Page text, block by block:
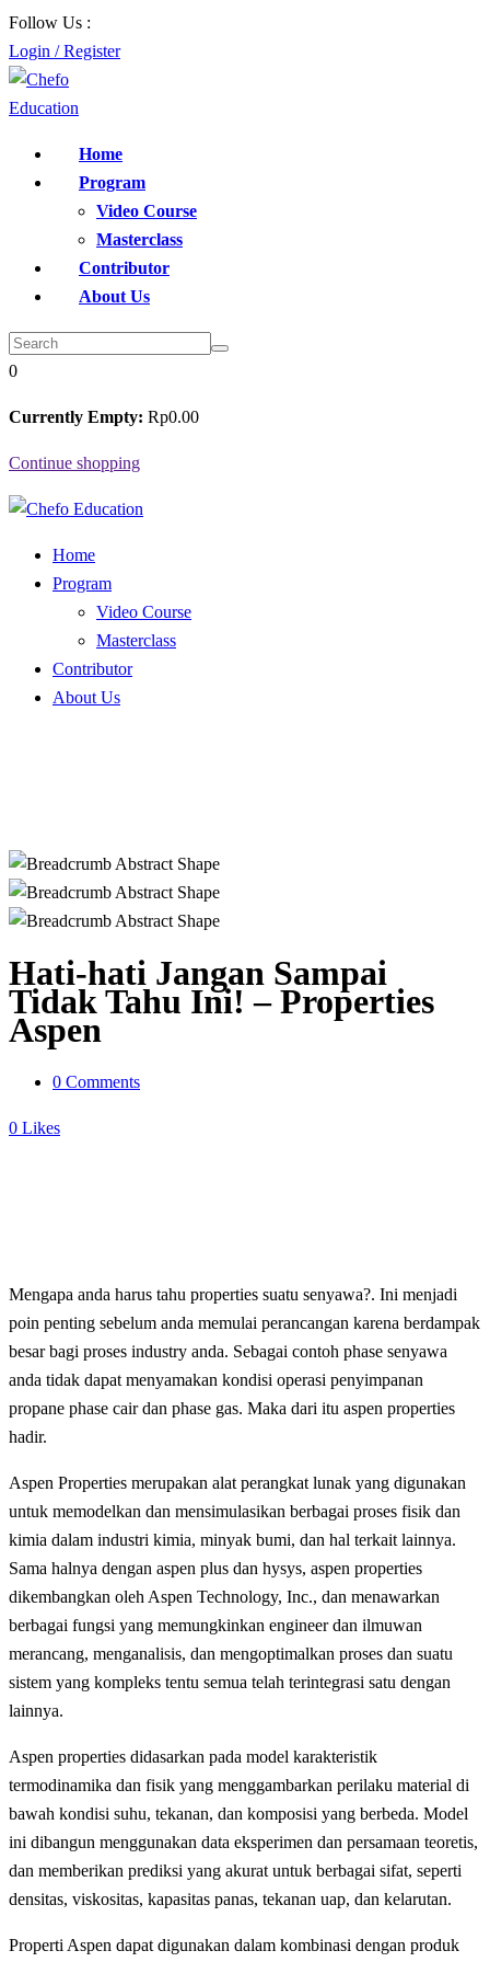
Skip
to
content
Follow Us :
Login / Register
Home
Program
Video Course
Masterclass
Contributor
About Us
0
Currently Empty: Rp0.00
Continue shopping
Home
Program
Video Course
Masterclass
Contributor
About Us
Hati-hati Jangan Sampai
Tidak Tahu Ini! – Properties
Aspen
0 Comments
0 Likes
Mengapa anda harus tahu properties suatu senyawa?. Ini menjadi
poin penting sebelum anda memulai perancangan karena berdampak
besar bagi proses industry anda. Sebagai contoh phase senyawa
anda tidak dapat menyamakan kondisi operasi penyimpanan
propane phase cair dan phase gas. Maka dari itu aspen properties
hadir.
Aspen Properties merupakan alat perangkat lunak yang digunakan
untuk memodelkan dan mensimulasikan berbagai proses fisik dan
kimia dalam industri kimia, minyak bumi, dan hal terkait lainnya.
Sama halnya dengan aspen plus dan hysys, aspen properties
dikembangkan oleh Aspen Technology, Inc., dan menawarkan
berbagai fungsi yang memungkinkan engineer dan ilmuwan
merancang, menganalisis, dan mengoptimalkan proses dan suatu
sistem yang kompleks tentu semua telah terintegrasi satu dengan
lainnya.
Aspen properties didasarkan pada model karakteristik
termodinamika dan fisik yang menggambarkan perilaku material di
bawah kondisi suhu, tekanan, dan komposisi yang berbeda. Model
ini dibangun menggunakan data eksperimen dan persamaan teoretis,
dan memberikan prediksi yang akurat untuk berbagai sifat, seperti
densitas, viskositas, kapasitas panas, tekanan uap, dan kelarutan.
Properti Aspen dapat digunakan dalam kombinasi dengan produk